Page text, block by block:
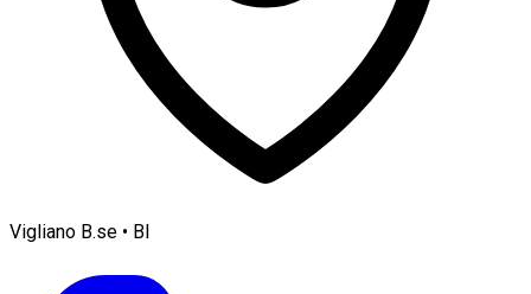
Vigliano B.se • BI